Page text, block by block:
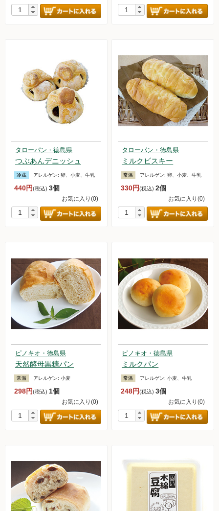
タローパン・徳島県
つぶあんデニッシュ
冷蔵 アレルゲン: 卵、小麦、牛乳
440円(税込) 3個
お気に入り(0)
タローパン・徳島県
ミルクビスキー
常温 アレルゲン:卵、小麦、牛乳
330円(税込)2個
お気に入り(0)
ピノキオ・徳島県
天然酵母黒糖パン
常温 アレルゲン: 小麦
298円(税込) 1個
お気に入り(0)
ピノキオ・徳島県
ミルクパン
常温 アレルゲン:小麦、牛乳
248円(税込)3個
お気に入り(0)